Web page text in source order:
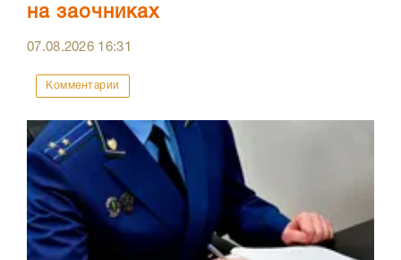
на заочниках
07.08.2026 16:31
Комментарии